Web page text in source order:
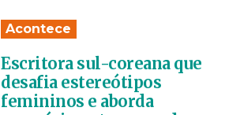
Acontece
Escritora sul-coreana que
desafia estereótipos
femininos e aborda